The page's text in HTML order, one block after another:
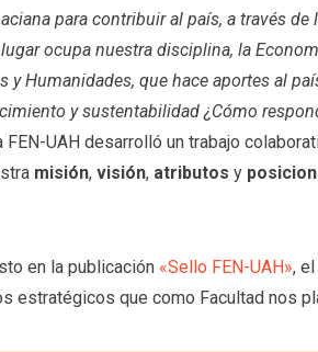
para contribuir al país, a través
ocupa nuestra disciplina, la
y Humanidades, que hace aportes al
y sustentabilidad ¿Cómo
FEN-UAH desarrolló un trabajo
misión, visión, atributos y
en la publicación «Sello FEN-UAH»,
estratégicos que como Facultad nos